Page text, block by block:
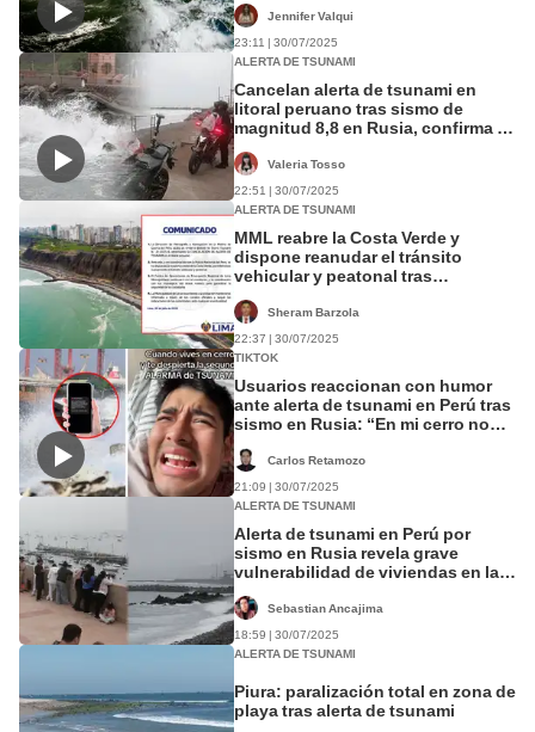
Jennifer Valqui
23:11 | 30/07/2025
ALERTA DE TSUNAMI
Cancelan alerta de tsunami en
litoral peruano tras sismo de
magnitud 8,8 en Rusia, confirma la
Valeria Tosso
22:51 | 30/07/2025
ALERTA DE TSUNAMI
MML reabre la Costa Verde y
dispone reanudar el tránsito
vehicular y peatonal tras
Sheram Barzola
22:37 | 30/07/2025
TIKTOK
Usuarios reaccionan con humor
ante alerta de tsunami en Perú tras
sismo en Rusia: “En mi cerro no
Carlos Retamozo
21:09 | 30/07/2025
ALERTA DE TSUNAMI
Alerta de tsunami en Perú por
sismo en Rusia revela grave
vulnerabilidad de viviendas en la
Sebastian Ancajima
18:59 | 30/07/2025
ALERTA DE TSUNAMI
Piura: paralización total en zona de
playa tras alerta de tsunami